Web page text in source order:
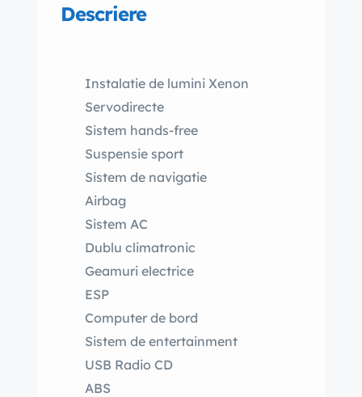
Descriere
Instalatie de lumini Xenon
Servodirecte
Sistem hands-free
Suspensie sport
Sistem de navigatie
Airbag
Sistem AC
Dublu climatronic
Geamuri electrice
ESP
Computer de bord
Sistem de entertainment
USB Radio CD
ABS